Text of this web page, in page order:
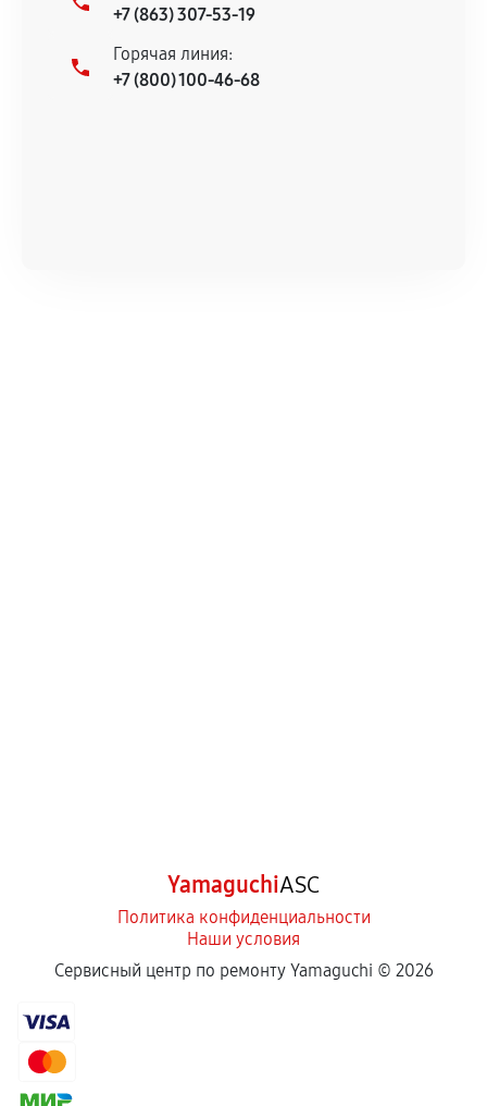
+7 (863) 307-53-19
Горячая линия:
+7 (800) 100-46-68
YamaguchiASC
Политика конфиденциальности
Наши условия
Сервисный центр по ремонту Yamaguchi © 2026